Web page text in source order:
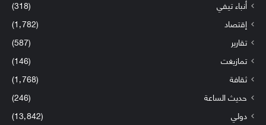
أنباء تيفي
(318)
إقتصاد
(1٬782)
تقارير
(587)
تمازيغت
(146)
ثقافة
(1٬768)
حديث الساعة
(246)
دولي
(13٬842)